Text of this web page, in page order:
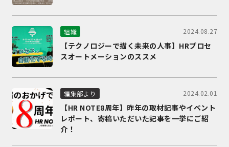
組織 2024.08.27
【テクノロジーで描く未来の人事】HRプロセ
スオートメーションのススメ
編集部より 2024.02.01
【HR NOTE8周年】昨年の取材記事やイベント
レポート、寄稿いただいた記事を一挙にご紹
介！